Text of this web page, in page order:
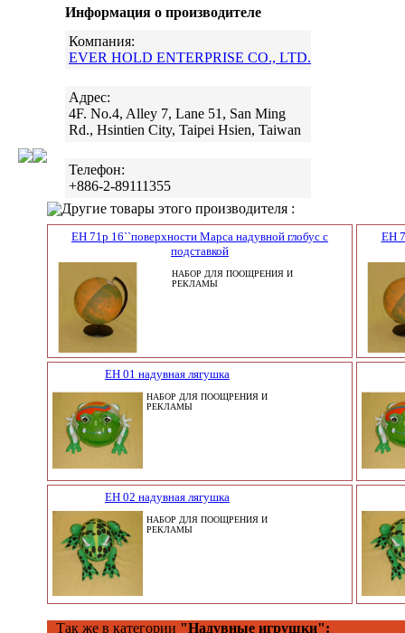
Информация о производителе
Компания:
EVER HOLD ENTERPRISE CO., LTD.
Адрес:
4F. No.4, Alley 7, Lane 51, San Ming
Rd., Hsintien City, Taipei Hsien, Taiwan
Телефон:
+886-2-89111355
Другие товары этого производителя :
EH 71p 16``поверхности Марса надувной глобус с
подставкой
НАБОР ДЛЯ ПООЩРЕНИЯ И
РЕКЛАМЫ
EH
EH 01 надувная лягушка
НАБОР ДЛЯ ПООЩРЕНИЯ И
РЕКЛАМЫ
EH 02 надувная лягушка
НАБОР ДЛЯ ПООЩРЕНИЯ И
РЕКЛАМЫ
Так же в категории "Надувные игрушки":